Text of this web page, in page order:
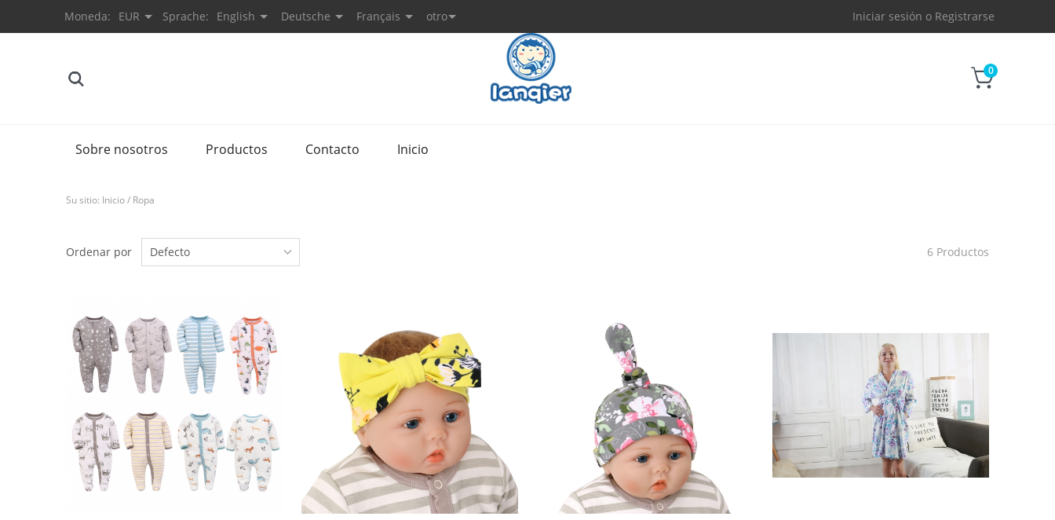
Moneda: EUR Sprache: English Deutsche Français otro Iniciar sesión o Registrarse
0
Sobre nosotros Productos Contacto Inicio
Su sitio: Inicio/ Ropa
6 Productos
Ordenar por Defecto